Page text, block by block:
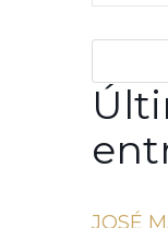
JOSÉ